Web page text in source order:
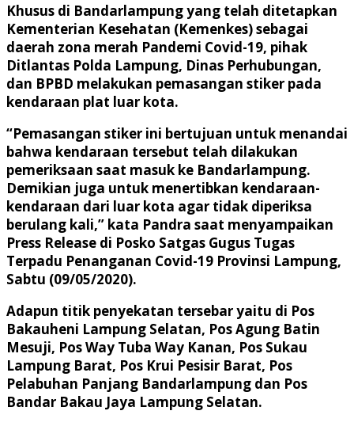
Khusus di Bandarlampung yang telah ditetapkan
Kementerian Kesehatan (Kemenkes) sebagai
daerah zona merah Pandemi Covid-19, pihak
Ditlantas Polda Lampung, Dinas Perhubungan,
dan BPBD melakukan pemasangan stiker pada
kendaraan plat luar kota.
“Pemasangan stiker ini bertujuan untuk menandai
bahwa kendaraan tersebut telah dilakukan
pemeriksaan saat masuk ke Bandarlampung.
Demikian juga untuk menertibkan kendaraan-
kendaraan dari luar kota agar tidak diperiksa
berulang kali,” kata Pandra saat menyampaikan
Press Release di Posko Satgas Gugus Tugas
Terpadu Penanganan Covid-19 Provinsi Lampung,
Sabtu (09/05/2020).
Adapun titik penyekatan tersebar yaitu di Pos
Bakauheni Lampung Selatan, Pos Agung Batin
Mesuji, Pos Way Tuba Way Kanan, Pos Sukau
Lampung Barat, Pos Krui Pesisir Barat, Pos
Pelabuhan Panjang Bandarlampung dan Pos
Bandar Bakau Jaya Lampung Selatan.